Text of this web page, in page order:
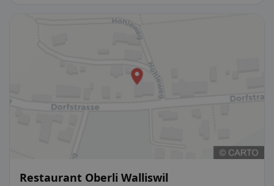
Restaurant Oberli Walliswil